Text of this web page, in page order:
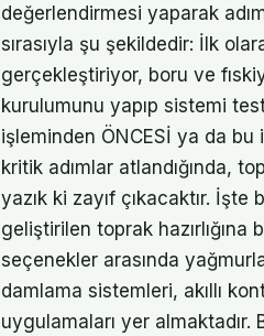
değerlendirmesi yaparak
sırasıyla şu şekildedir: İlk
gerçekleştiriyor, boru ve
kurulumunu yapıp sistemi
işleminden ÖNCESİ ya da
kritik adımlar atlandığında,
yazık ki zayıf çıkacaktır.
geliştirilen toprak hazırlığına
seçenekler arasında
damlama sistemleri, akıllı
uygulamaları yer